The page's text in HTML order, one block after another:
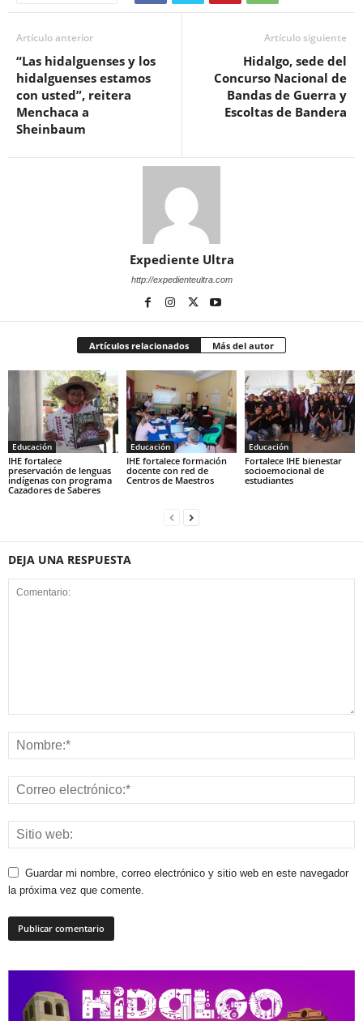
Artículo anterior
“Las hidalguenses y los
hidalguenses estamos
con usted”, reitera
Menchaca a
Sheinbaum
Artículo siguiente
Hidalgo, sede del
Concurso Nacional de
Bandas de Guerra y
Escoltas de Bandera
Expediente Ultra
http://expedienteultra.com
Artículos relacionados Más del autor
Educación
IHE fortalece
preservación de lenguas
indígenas con programa
Cazadores de Saberes
Educación
IHE fortalece formación
docente con red de
Centros de Maestros
Educación
Fortalece IHE bienestar
socioemocional de
estudiantes
DEJA UNA RESPUESTA
Guardar mi nombre, correo electrónico y sitio web en este navegador
la próxima vez que comente.